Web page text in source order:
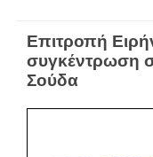
Επιτροπή
συγκέντρωση
Σούδα